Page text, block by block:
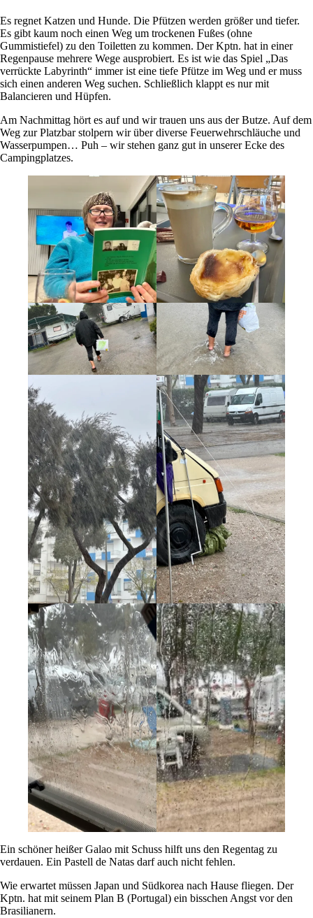
Es regnet Katzen und Hunde. Die Pfützen werden größer und tiefer.
Es gibt kaum noch einen Weg um trockenen Fußes (ohne
Gummistiefel) zu den Toiletten zu kommen. Der Kptn. hat in einer
Regenpause mehrere Wege ausprobiert. Es ist wie das Spiel „Das
verrückte Labyrinth“ immer ist eine tiefe Pfütze im Weg und er muss
sich einen anderen Weg suchen. Schließlich klappt es nur mit
Balancieren und Hüpfen.
Am Nachmittag hört es auf und wir trauen uns aus der Butze. Auf dem
Weg zur Platzbar stolpern wir über diverse Feuerwehrschläuche und
Wasserpumpen… Puh – wir stehen ganz gut in unserer Ecke des
Campingplatzes.
Ein schöner heißer Galao mit Schuss hilft uns den Regentag zu
verdauen. Ein Pastell de Natas darf auch nicht fehlen.
Wie erwartet müssen Japan und Südkorea nach Hause fliegen. Der
Kptn. hat mit seinem Plan B (Portugal) ein bisschen Angst vor den
Brasilianern.